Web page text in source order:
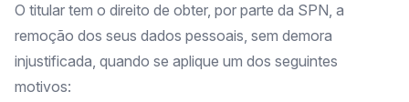
O titular tem o direito de obter, por parte da SPN, a
remoção dos seus dados pessoais, sem demora
injustificada, quando se aplique um dos seguintes
motivos: